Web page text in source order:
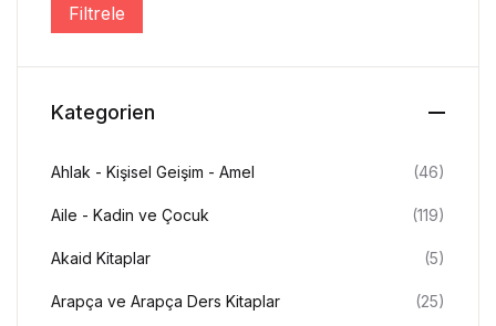
En düşük fiyat
En yüksek fiyat
Filtrele
Kategorien
Ahlak - Kişisel Geişim - Amel (46)
Aile - Kadin ve Çocuk (119)
Akaid Kitaplar (5)
Arapça ve Arapça Ders Kitaplar (25)